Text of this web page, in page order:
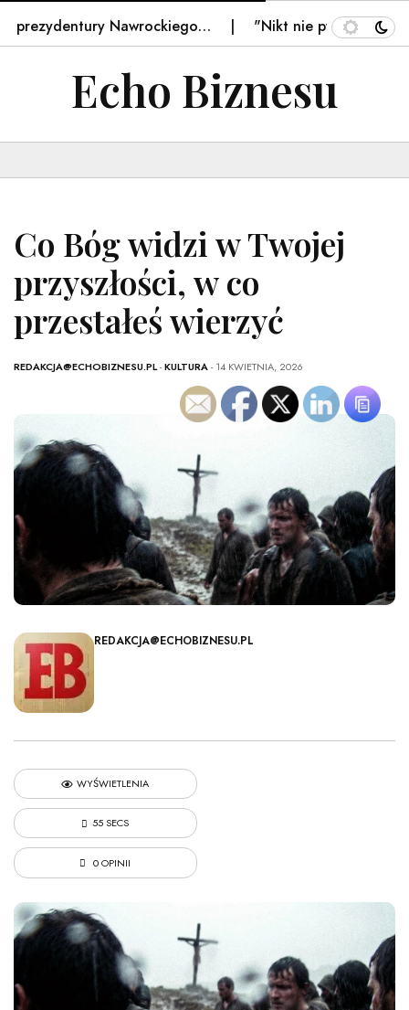
Nawrockiego… "Nikt nie pyta, ile masz lat".
Echo Biznesu
Co Bóg widzi w Twojej
przyszłości, w co
przestałeś wierzyć
REDAKCJA@ECHOBIZNESU.PL-KULTURA- 14 KWIETNIA, 2026
REDAKCJA@ECHOBIZNESU.PL
WYŚWIETLENIA
55 SECS
0 OPINII